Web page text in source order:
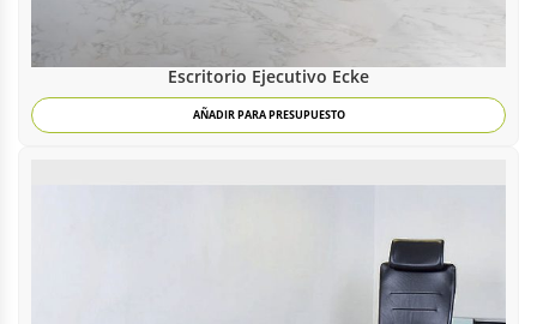
Escritorio Ejecutivo Ecke
AÑADIR PARA PRESUPUESTO